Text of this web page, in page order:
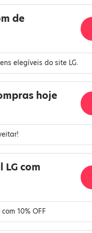
de
elegíveis do site LG.
hoje
com
10% OFF